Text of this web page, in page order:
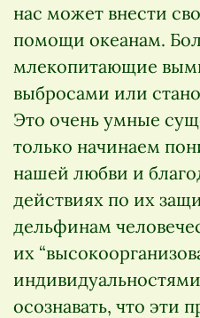
нас может внести
помощи океанам.
млекопитающие
выбросами или
Это очень умные
только начинаем
нашей любви и
действиях по их
дельфинам
их
осознавать, что эти